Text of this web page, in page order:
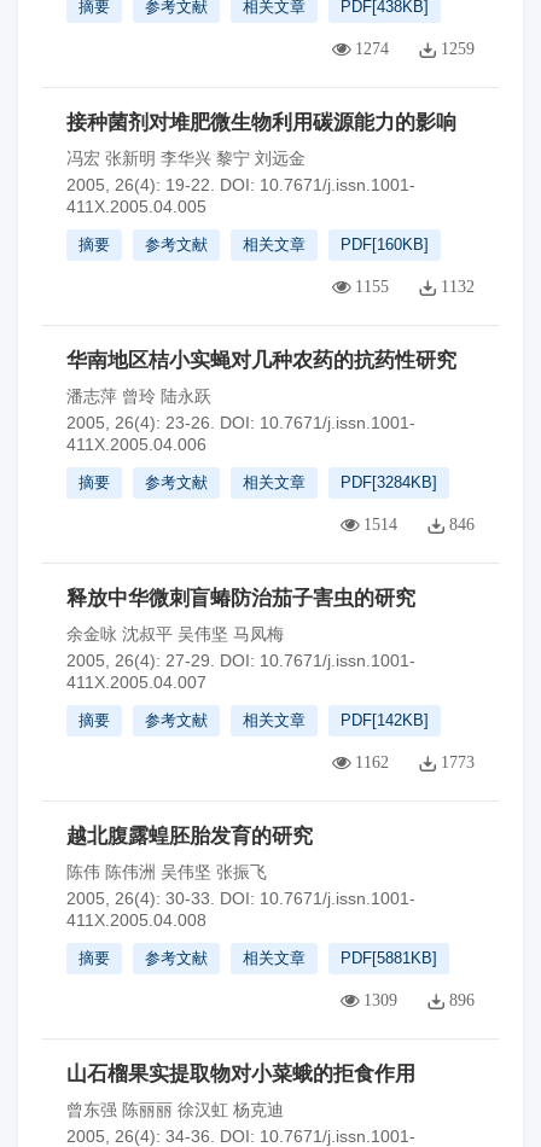
摘要 参考文献 相关文章 PDF[438KB]
1274 1259
接种菌剂对堆肥微生物利用碳源能力的影响
冯宏 张新明 李华兴 黎宁 刘远金
2005, 26(4): 19-22.
DOI: 10.7671/j.issn.1001-
411X.2005.04.005
摘要 参考文献 相关文章 PDF[160KB]
1155 1132
华南地区桔小实蝇对几种农药的抗药性研究
潘志萍 曾玲 陆永跃
2005, 26(4): 23-26.
DOI: 10.7671/j.issn.1001-
411X.2005.04.006
摘要 参考文献 相关文章 PDF[3284KB]
1514 846
释放中华微刺盲蝽防治茄子害虫的研究
余金咏 沈叔平 吴伟坚 马凤梅
2005, 26(4): 27-29.
DOI: 10.7671/j.issn.1001-
411X.2005.04.007
摘要 参考文献 相关文章 PDF[142KB]
1162 1773
越北腹露蝗胚胎发育的研究
陈伟 陈伟洲 吴伟坚 张振飞
2005, 26(4): 30-33.
DOI: 10.7671/j.issn.1001-
411X.2005.04.008
摘要 参考文献 相关文章 PDF[5881KB]
1309 896
山石榴果实提取物对小菜蛾的拒食作用
曾东强 陈丽丽 徐汉虹 杨克迪
2005, 26(4): 34-36.
DOI: 10.7671/j.issn.1001-